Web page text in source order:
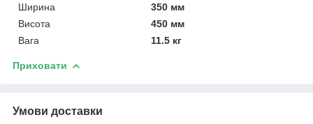
Ширина
350 мм
Висота
450 мм
Вага
11.5 кг
Приховати
Умови доставки